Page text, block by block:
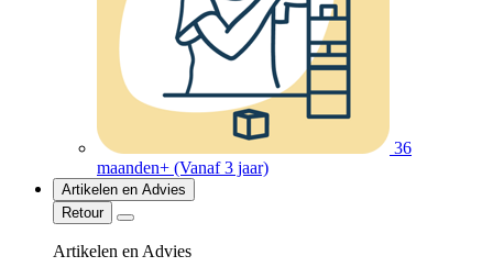
36
maanden+ (Vanaf 3 jaar)
Artikelen en Advies
Retour
Artikelen en Advies